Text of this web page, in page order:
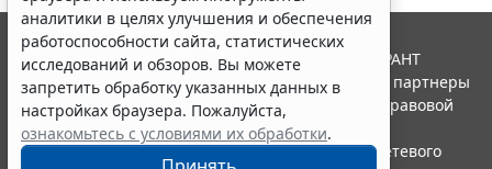
аналитики в целях улучшения и обеспечения
работоспособности сайта, статистических
исследований и обзоров. Вы можете
запретить обработку указанных данных в
настройках браузера. Пожалуйста,
ознакомьтесь с условиями их обработки.
© ООО "НПП "ГАРАНТ-СЕРВИС", 2026. Система ГАРАНТ
выпускается с 1990 года. Компания "Гарант" и ее партнеры
являются участниками Российской ассоциации правовой
информации ГАРАНТ.
Портал ГАРАНТ.РУ зарегистрирован в качестве сетевого